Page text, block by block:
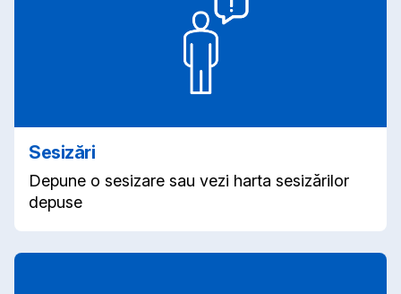
Sesizări
Depune o sesizare sau vezi harta sesizărilor
depuse